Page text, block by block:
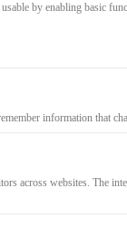
by enabling basic
information that
across websites. The